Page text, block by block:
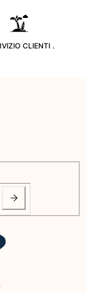
CLIENTI .